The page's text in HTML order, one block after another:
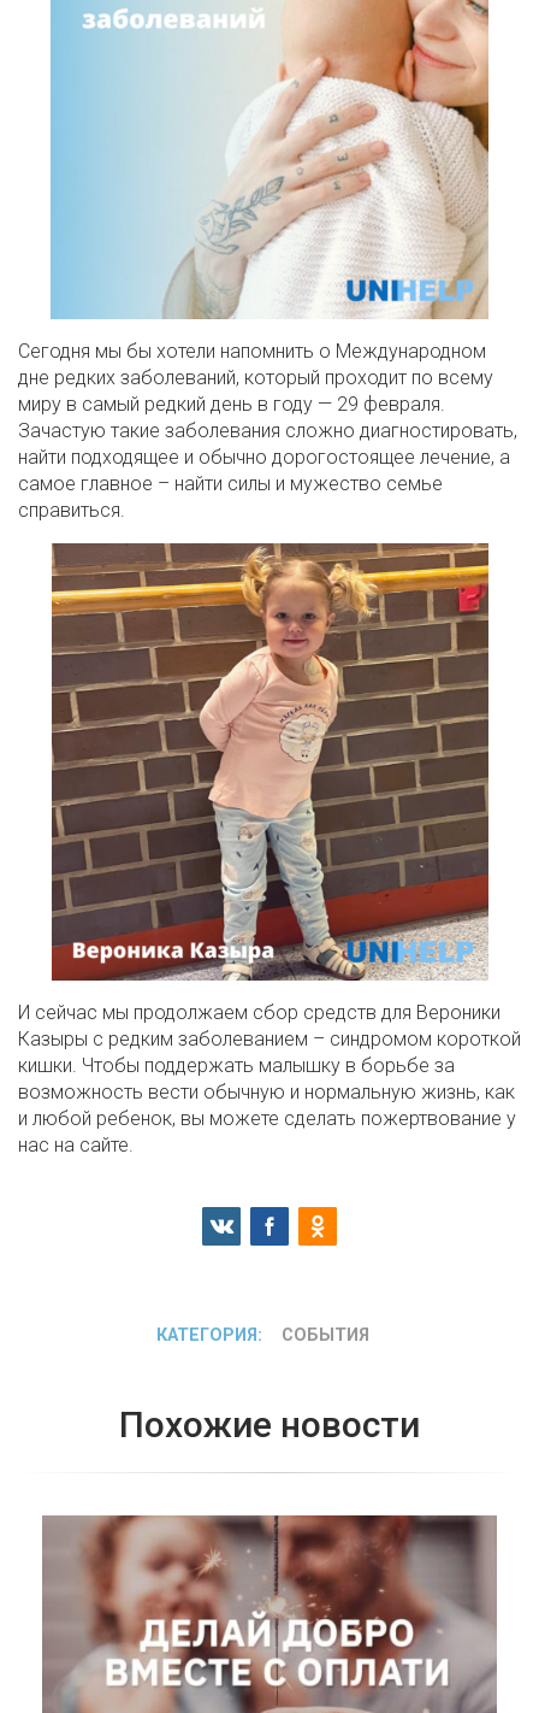
Сегодня мы бы хотели напомнить о Международном
дне редких заболеваний, который проходит по всему
миру в самый редкий день в году — 29 февраля.
Зачастую такие заболевания сложно диагностировать,
найти подходящее и обычно дорогостоящее лечение, а
самое главное – найти силы и мужество семье
справиться.
И сейчас мы продолжаем сбор средств для Вероники
Казыры с редким заболеванием – синдромом короткой
кишки. Чтобы поддержать малышку в борьбе за
возможность вести обычную и нормальную жизнь, как
и любой ребенок, вы можете сделать пожертвование у
нас на сайте.
КАТЕГОРИЯ: СОБЫТИЯ
Похожие новости